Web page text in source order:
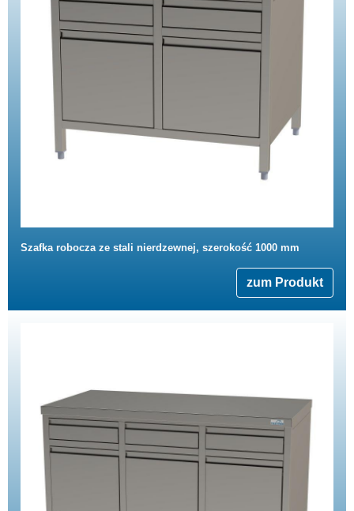
Szafka robocza ze stali nierdzewnej, szerokość 1000 mm
zum Produkt